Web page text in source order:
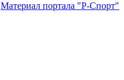
Материал портала "Р-Спорт"